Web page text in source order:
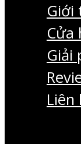
Giới
Cửa
Giải
Liên